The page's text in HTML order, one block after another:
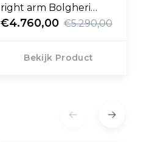
right arm Bolgheri
LLG60
€4.760,00 €5.290,00
Bekijk Product